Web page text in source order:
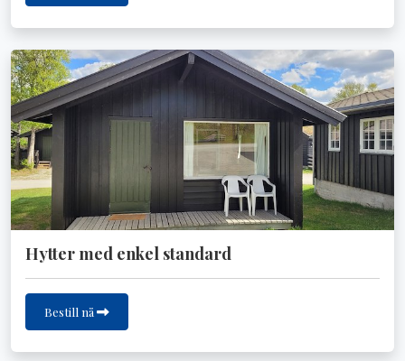
Hytter med enkel standard
Bestill nå